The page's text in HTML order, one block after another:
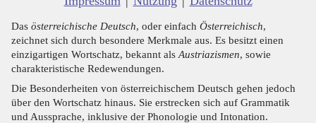
Das österreichische Deutsch, oder einfach Österreichisch,
zeichnet sich durch besondere Merkmale aus. Es besitzt einen
einzigartigen Wortschatz, bekannt als Austriazismen, sowie
charakteristische Redewendungen.
Die Besonderheiten von österreichischem Deutsch gehen jedoch
über den Wortschatz hinaus. Sie erstrecken sich auf Grammatik
und Aussprache, inklusive der Phonologie und Intonation.